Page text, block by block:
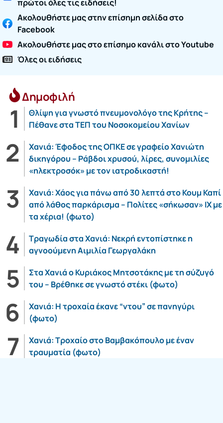
πρώτοι όλες τις ειδήσεις!
Ακολουθήστε μας στην επίσημη σελίδα στο
Facebook
Ακολουθήστε μας στο επίσημο κανάλι στο Youtube
Όλες οι ειδήσεις
Δημοφιλή
Θλίψη για γνωστό πνευμονολόγο της Κρήτης –
Πέθανε στα ΤΕΠ του Νοσοκομείου Χανίων
Χανιά: Έφοδος της ΟΠΚΕ σε γραφείο Χανιώτη
δικηγόρου – Ράβδοι χρυσού, λίρες, συνομιλίες
«ηλεκτροσόκ» με τον ιατροδικαστή!
Χανιά: Χάος για πάνω από 30 λεπτά στο Κουμ Καπί
από λάθος παρκάρισμα – Πολίτες «σήκωσαν» ΙΧ με
τα χέρια! (φωτο)
Τραγωδία στα Χανιά: Νεκρή εντοπίστηκε η
αγνοούμενη Αιμιλία Γεωργαλάκη
Στα Χανιά ο Κυριάκος Μητσοτάκης με τη σύζυγό
του – Βρέθηκε σε γνωστό στέκι (φωτο)
Χανιά: Η τροχαία έκανε “ντου” σε πανηγύρι
(φωτο)
Χανιά: Τροχαίο στο Βαμβακόπουλο με έναν
τραυματία (φωτο)